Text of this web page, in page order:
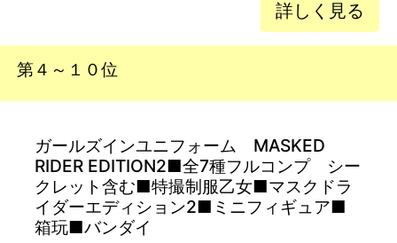
詳しく見る
第４～１０位
ガールズインユニフォーム MASKED
RIDER EDITION2■全7種フルコンプ シー
クレット含む■特撮制服乙女■マスクドラ
イダーエディション2■ミニフィギュア■
箱玩■バンダイ